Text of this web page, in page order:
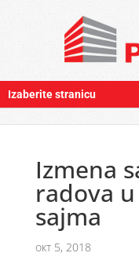
Izaberite stranicu
Izmena
radova
sajma
окт 5, 2018